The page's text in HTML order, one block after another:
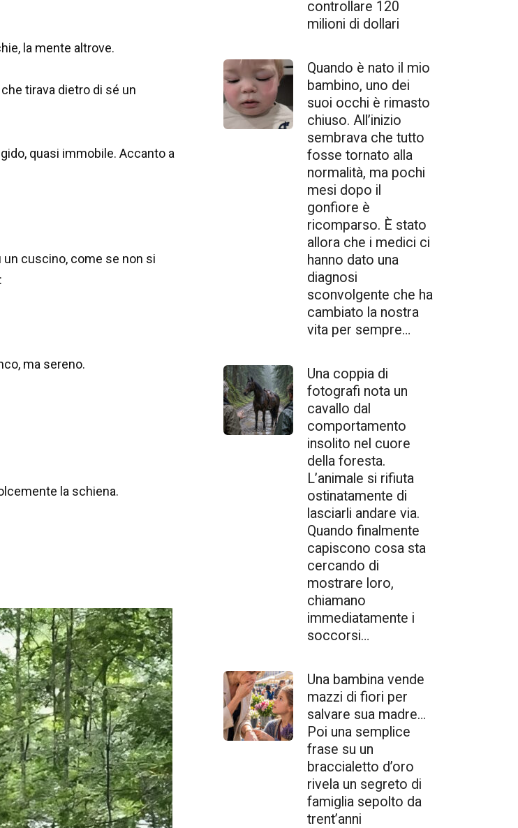
la mente altrove.
tirava dietro di sé un
quasi immobile. Accanto a
un cuscino, come se non si
ma sereno.
la schiena.
controllare 120
milioni di dollari
Quando è nato il mio
bambino, uno dei
suoi occhi è rimasto
chiuso. All’inizio
sembrava che tutto
fosse tornato alla
normalità, ma pochi
mesi dopo il
gonfiore è
ricomparso. È stato
allora che i medici ci
hanno dato una
diagnosi
sconvolgente che ha
cambiato la nostra
vita per sempre…
Una coppia di
fotografi nota un
cavallo dal
comportamento
insolito nel cuore
della foresta.
L’animale si rifiuta
ostinatamente di
lasciarli andare via.
Quando finalmente
capiscono cosa sta
cercando di
mostrare loro,
chiamano
immediatamente i
soccorsi…
Una bambina vende
mazzi di fiori per
salvare sua madre…
Poi una semplice
frase su un
braccialetto d’oro
rivela un segreto di
famiglia sepolto da
trent’anni